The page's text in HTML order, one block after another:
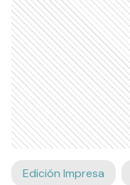
Edición Impresa